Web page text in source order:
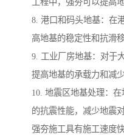
工程中，强夯可以提高
8. 港口和码头地基：在
高地基的稳定性和抗滑移
9. 工业厂房地基：对于
提高地基的承载力和减少
10. 地震区地基处理：
的抗震性能，减少地震
强夯施工具有施工速度